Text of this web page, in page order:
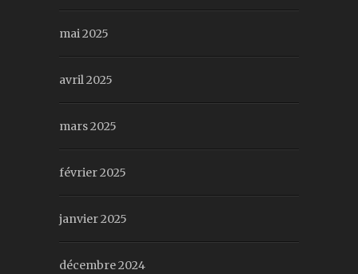
mai 2025
avril 2025
mars 2025
février 2025
janvier 2025
décembre 2024